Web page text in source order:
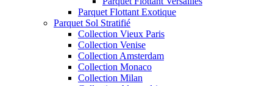
Parquet Flottant Exotique
Parquet Sol Stratifié
Collection Vieux Paris
Collection Venise
Collection Amsterdam
Collection Monaco
Collection Milan